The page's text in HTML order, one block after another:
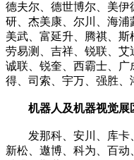
德夫尔、德世博尔、美
研、杰美康、尔川、海浦
美武、富延升、腾祺、斯
劳易测、吉祥、锐联、艾
诚联、锐奎、西霸士、
得、司索、宇万、强胜
机器人及机器视觉展
发那科、安川、库卡
新松、遨博、科为、百